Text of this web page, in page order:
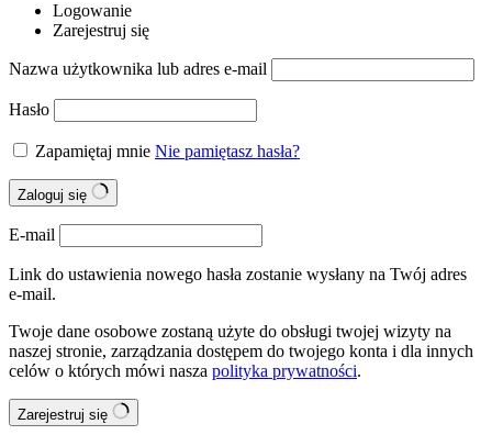
Logowanie
Zarejestruj się
Nazwa użytkownika lub adres e-mail
Hasło
Zapamiętaj mnie Nie pamiętasz hasła?
Zaloguj się
E-mail
Link do ustawienia nowego hasła zostanie wysłany na Twój adres
e-mail.
Twoje dane osobowe zostaną użyte do obsługi twojej wizyty na
naszej stronie, zarządzania dostępem do twojego konta i dla innych
celów o których mówi nasza polityka prywatności.
Zarejestruj się